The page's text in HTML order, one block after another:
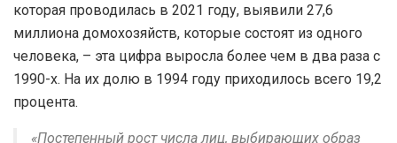
которая проводилась в 2021 году, выявили 27,6
миллиона домохозяйств, которые состоят из одного
человека, – эта цифра выросла более чем в два раза с
1990-х. На их долю в 1994 году приходилось всего 19,2
процента.
«Постепенный рост числа лиц, выбирающих образ